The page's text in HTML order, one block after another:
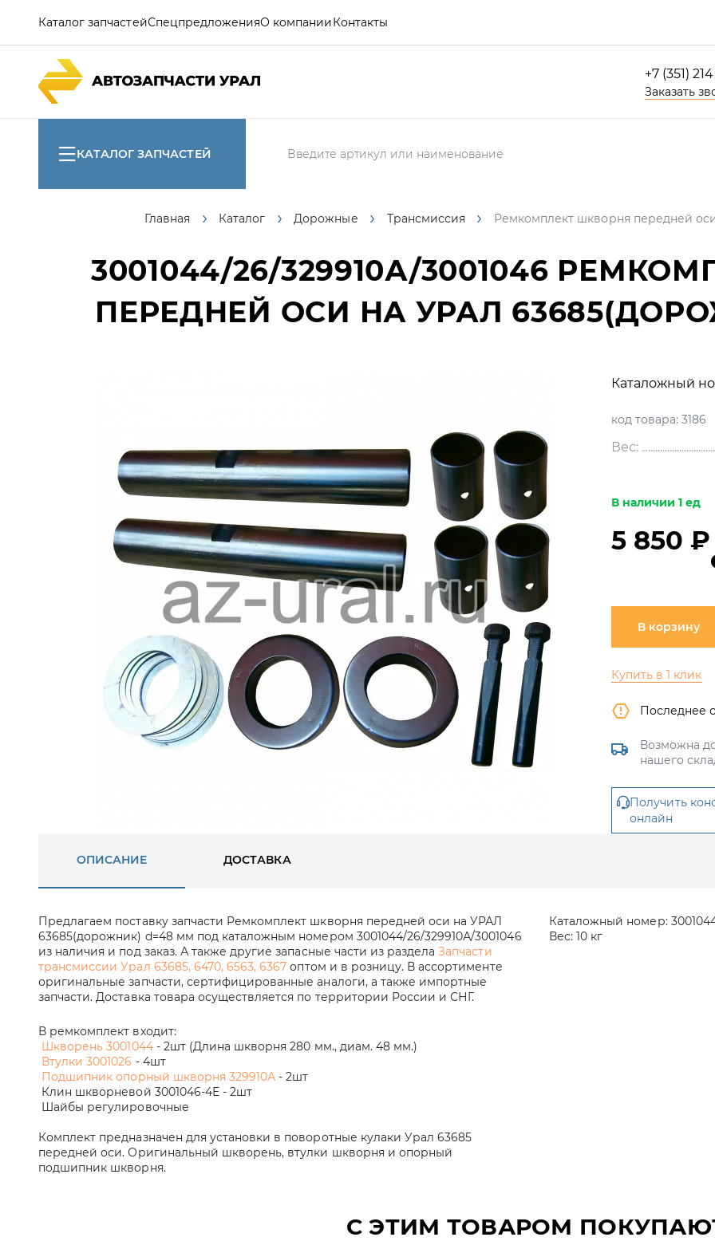
Каталог запчастейСпецпредложенияО компанииКонтакты
+7 (351)
Заказать
КАТАЛОГ ЗАПЧАСТЕЙ
Главная Каталог Дорожные Трансмиссия Ремкомплект шкворня передней
3001044/26/329910А/3001046
ПЕРЕДНЕЙ ОСИ НА УРАЛ
Каталожный
код товара: 3186
Вес:
В наличии 1 ед
5 850 ₽
В корзину
Купить в 1 клик
Последнее
Возможна
нашего
Получить
онлайн
ОПИСАНИЕ ДОСТАВКА
Предлагаем поставку запчасти Ремкомплект шкворня передней оси на УРАЛ
63685(дорожник) d=48 мм под каталожным номером 3001044/26/329910А/3001046
из наличия и под заказ. А также другие запасные части из разделаЗапчасти
трансмиссии Урал 63685, 6470, 6563, 6367 оптом и в розницу. В ассортименте
оригинальные запчасти, сертифицированные аналоги, а также импортные
запчасти. Доставка товара осуществляется по территории России и СНГ.
В ремкомплект входит:
Шкворень 3001044- 2шт (Длина шкворня 280 мм., диам. 48 мм.)
Втулки 3001026 - 4шт
Подшипник опорный шкворня 329910А - 2шт
Клин шкворневой 3001046-4Е - 2шт
Шайбы регулировочные
Комплект предназначен для установки в поворотные кулаки Урал 63685
передней оси. Оригинальный шкворень, втулки шкворня и опорный
подшипник шкворня.
Каталожный номер:
Вес: 10 кг
С ЭТИМ ТОВАРОМ